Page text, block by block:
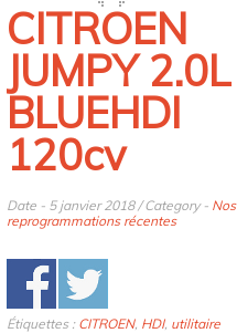
CITROEN
JUMPY 2.0L
BLUEHDI
120cv
Date - 5 janvier 2018 / Category - Nos
reprogrammations récentes
Étiquettes : CITROEN, HDI, utilitaire